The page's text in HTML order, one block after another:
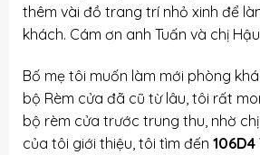
thêm vài đồ trang trí nhỏ xinh để
khách. Cám ơn anh Tuấn và chị
Bố mẹ tôi muốn làm mới phòng
bộ Rèm cửa đã cũ từ lâu, tôi rất
bộ rèm cửa trước trung thu, nhờ
của tôi giới thiệu, tôi tìm đến